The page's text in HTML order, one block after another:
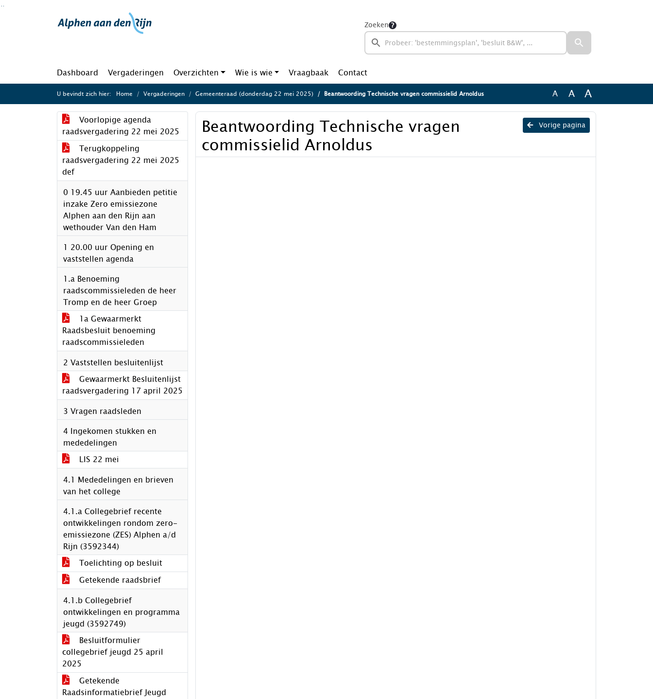
Ga naar de inhoud van deze pagina
Zoeken
Dashboard Vergaderingen Overzichten Wie is wie Vraagbaak Contact
U bevindt zich hier: Home Vergaderingen Gemeenteraad (donderdag 22 mei 2025) Beantwoording Technische vragen commissielid Arnoldus A A A
Voorlopige agenda
raadsvergadering 22 mei 2025
Terugkoppeling
raadsvergadering 22 mei 2025
def
0 19.45 uur Aanbieden petitie
inzake Zero emissiezone
Alphen aan den Rijn aan
wethouder Van den Ham
1 20.00 uur Opening en
vaststellen agenda
1.a Benoeming
raadscommissieleden de heer
Tromp en de heer Groep
1a Gewaarmerkt
Raadsbesluit benoeming
raadscommissieleden
2 Vaststellen besluitenlijst
Gewaarmerkt Besluitenlijst
raadsvergadering 17 april 2025
3 Vragen raadsleden
4 Ingekomen stukken en
mededelingen
LIS 22 mei
4.1 Mededelingen en brieven
van het college
4.1.a Collegebrief recente
ontwikkelingen rondom zero-
emissiezone (ZES) Alphen a/d
Rijn (3592344)
Toelichting op besluit
Getekende raadsbrief
4.1.b Collegebrief
ontwikkelingen en programma
jeugd (3592749)
Besluitformulier
collegebrief jeugd 25 april
2025
Getekende
Raadsinformatiebrief Jeugd
Vorige pagina
Beantwoording Technische vragen
commissielid Arnoldus